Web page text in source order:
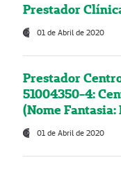
Prestador
01 de Abril de 2020
Prestador
51004350-4:
(Nome
01 de Abril de 2020